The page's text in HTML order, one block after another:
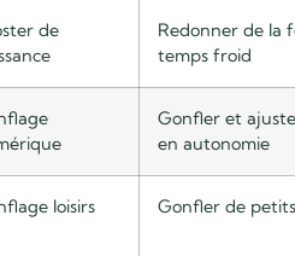
de
Redonner de la
temps froid
Gonfler et
en autonomie
loisirs Gonfler de